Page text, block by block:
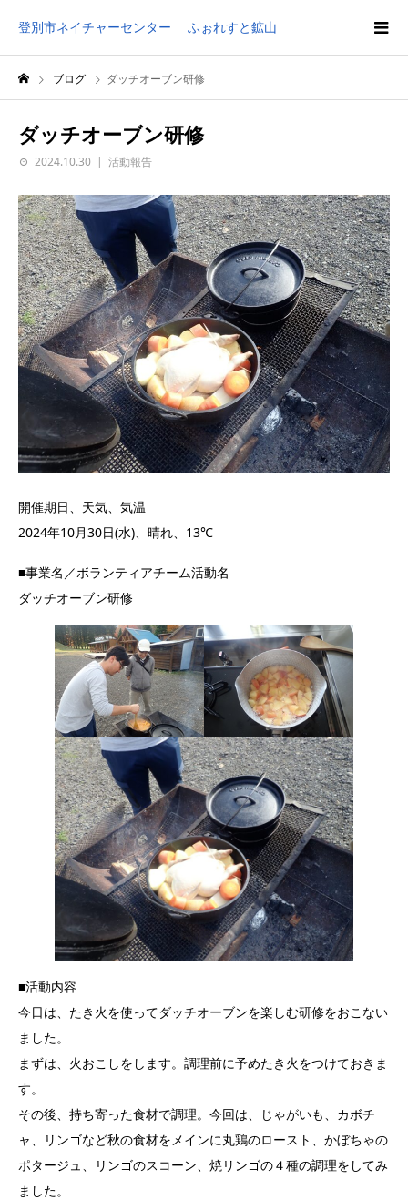
登別市ネイチャーセンター ふぉれすと鉱山
ブログ ダッチオーブン研修
ダッチオーブン研修
2024.10.30 活動報告
開催期日、天気、気温
2024年10月30日(水)、晴れ、13℃
■事業名／ボランティアチーム活動名
ダッチオーブン研修
■活動内容
今日は、たき火を使ってダッチオーブンを楽しむ研修をおこない
ました。
まずは、火おこしをします。調理前に予めたき火をつけておきま
す。
その後、持ち寄った食材で調理。今回は、じゃがいも、カボチ
ャ、リンゴなど秋の食材をメインに丸鶏のロースト、かぼちゃの
ポタージュ、リンゴのスコーン、焼リンゴの４種の調理をしてみ
ました。